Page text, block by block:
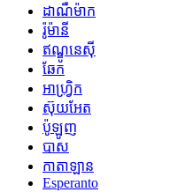
ដាណឺម៉ាក
រ៉ូម៉ានី
ឥណ្ឌូនេស៊ី
ឆែក
អាហ្រ្វិក
ស៊ុយអែត
ប៉ូឡូញ
បាស
កាតាឡាន
Esperanto